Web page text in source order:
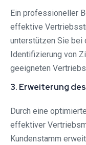
Ein professioneller
effektive
unterstützen Sie bei
Identifizierung von
geeigneten
3. Erweiterung
Durch eine
effektiver
Kundenstamm